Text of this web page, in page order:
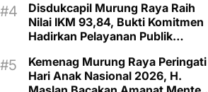
Disdukcapil Murung Raya Raih
Nilai IKM 93,84, Bukti Komitmen
Hadirkan Pelayanan Publik
Kemenag Murung Raya Peringati
Hari Anak Nasional 2026, H.